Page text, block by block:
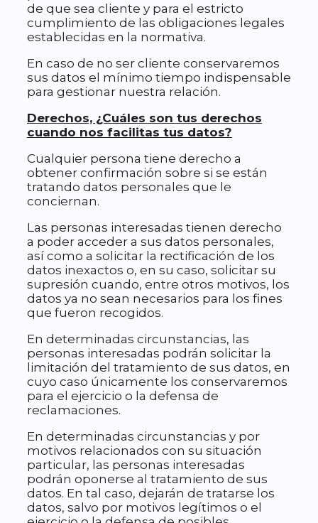
de que sea cliente y para el estricto
cumplimiento de las obligaciones legales
establecidas en la normativa.
En caso de no ser cliente conservaremos
sus datos el mínimo tiempo indispensable
para gestionar nuestra relación.
Derechos, ¿Cuáles son tus derechos
cuando nos facilitas tus datos?
Cualquier persona tiene derecho a
obtener confirmación sobre si se están
tratando datos personales que le
conciernan.
Las personas interesadas tienen derecho
a poder acceder a sus datos personales,
así como a solicitar la rectificación de los
datos inexactos o, en su caso, solicitar su
supresión cuando, entre otros motivos, los
datos ya no sean necesarios para los fines
que fueron recogidos.
En determinadas circunstancias, las
personas interesadas podrán solicitar la
limitación del tratamiento de sus datos, en
cuyo caso únicamente los conservaremos
para el ejercicio o la defensa de
reclamaciones.
En determinadas circunstancias y por
motivos relacionados con su situación
particular, las personas interesadas
podrán oponerse al tratamiento de sus
datos. En tal caso, dejarán de tratarse los
datos, salvo por motivos legítimos o el